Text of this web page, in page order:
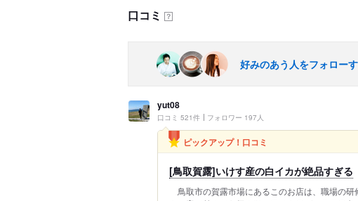
口コミ ？
好みのあう人をフォロー
yut08
口コミ 521件 フォロワー 197人
ピックアップ！口コミ
[鳥取賀露]いけす産の白イカが絶品すぎる
鳥取市の賀露市場にあるこのお店は、職場の